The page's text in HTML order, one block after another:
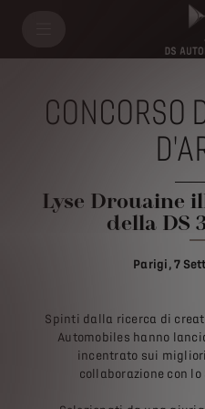
CONCORSO
Lyse Drouaine
della DS
Parigi, 7
Spinti dalla ricerca di
Automobiles hanno
incentrato sui
collaborazione con